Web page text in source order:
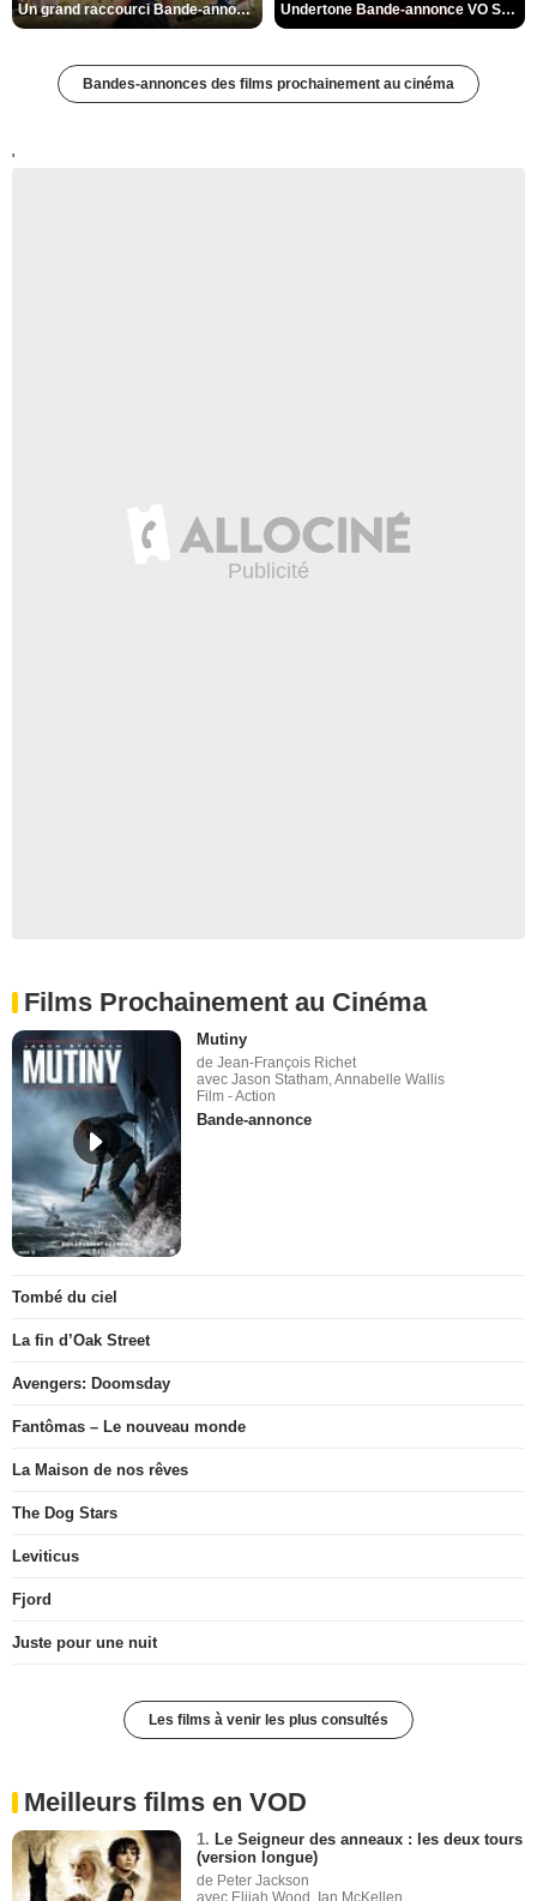
Un grand raccourci Bande-annonce VF Undertone Bande-annonce VO STFR
Bandes-annonces des films prochainement au cinéma
'
Films Prochainement au Cinéma
Mutiny
de Jean-François Richet
avec Jason Statham, Annabelle Wallis
Film - Action
Bande-annonce
Tombé du ciel
La fin d’Oak Street
Avengers: Doomsday
Fantômas – Le nouveau monde
La Maison de nos rêves
The Dog Stars
Leviticus
Fjord
Juste pour une nuit
Les films à venir les plus consultés
Meilleurs films en VOD
1. Le Seigneur des anneaux : les deux tours
(version longue)
de Peter Jackson
avec Elijah Wood, Ian McKellen